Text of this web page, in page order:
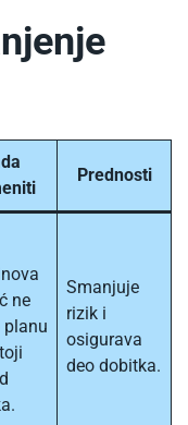
Prednosti
ne
planu
Smanjuje
rizik i
osigurava
deo dobitka.